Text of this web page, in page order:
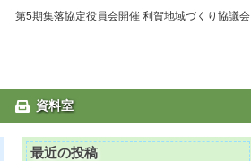
第5期集落協定役員会開催 利賀地域づくり協議会
資料室
最近の投稿